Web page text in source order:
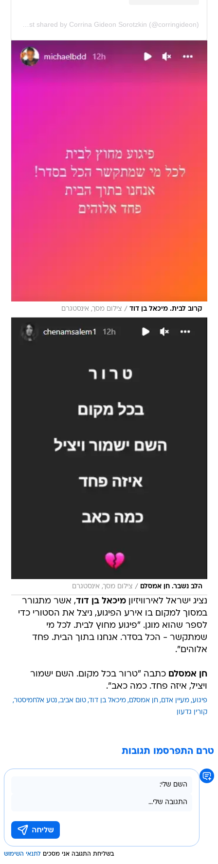
קרוב לבית. מיכאל בן דוד / צילום מסך, אינסטגרם
הלב נשבר. חן אמסלם / צילום מסך, אינסטגרם
נציג ישראל לאירוויזיוןמיכאל בן דוד, אשר מתגורר
במסוך למקום בו אירע הפיגוע, ניצל את הסטורי כדי
לספר שהוא מוגן. "פיגוע מחוץ לבית. לכל מי
שמתקשר - הכל בסדר. אנחנו בתוך הבית. פחד
אלוהים".
חן אמסלם כתבה "טרור בכל מקום. השם ישמור
ויציל, איזה פחד. כמה כאב".
פיגוע מעיין אדם חן אמסלם מיכאל בן דוד טום אביב נטע אלחמיסטר
קורין גדעון
טרם התפרסמו תגובות
בשליחת התגובה אני מסכים לתנאי השימוש